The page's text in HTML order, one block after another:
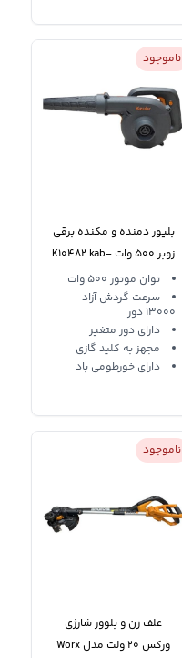
ناموجود
بلیور دمنده و مکنده برقی
زوبر 500 وات K10482 kab-
500
توان موتور 500 وات
سرعت گردش آزاد
13000 دور
دارای دور متغیر
مجهز به کلید گازی
دارای خورطومی باد
ناموجود
علف زن و بلوور شارژی
ورکس 20 ولت مدل Worx